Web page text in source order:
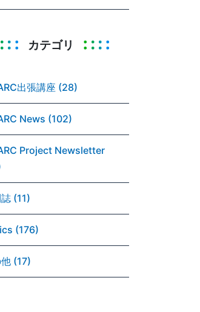
カテゴリ
出張講座 (28)
News (102)
Project Newsletter
(11)
(176)
(17)